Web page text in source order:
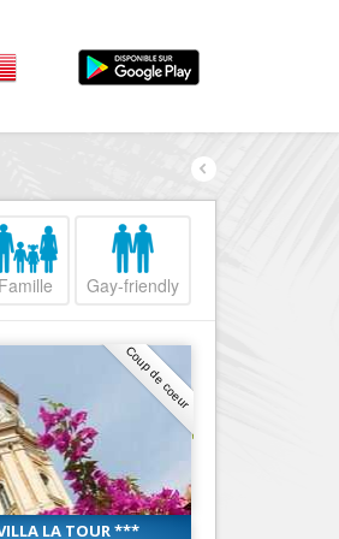
Par quartiers
Nice Promenade du
Nice le Port
Nice le Vieux Nice
Nice le Coeur de Ville
Nice les Collines Niçoises
Nice le petit Marais Niçois
Nice la plaine du Var
Famille Gay-friendly
Coup de coeur
LA TOUR ***